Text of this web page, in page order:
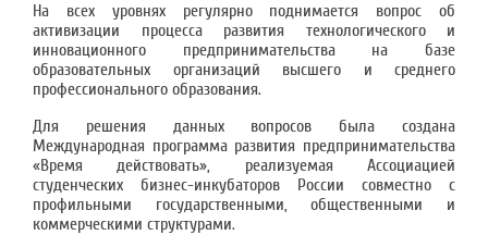
На всех уровнях регулярно поднимается вопрос об
активизации процесса развития технологического и
инновационного предпринимательства на базе
образовательных организаций высшего и среднего
профессионального образования.
Для решения данных вопросов была создана
Международная программа развития предпринимательства
«Время действовать», реализуемая Ассоциацией
студенческих бизнес-инкубаторов России совместно с
профильными государственными, общественными и
коммерческими структурами.